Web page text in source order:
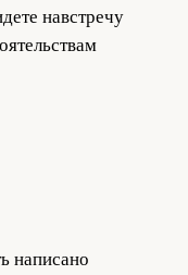
навстречу
написано